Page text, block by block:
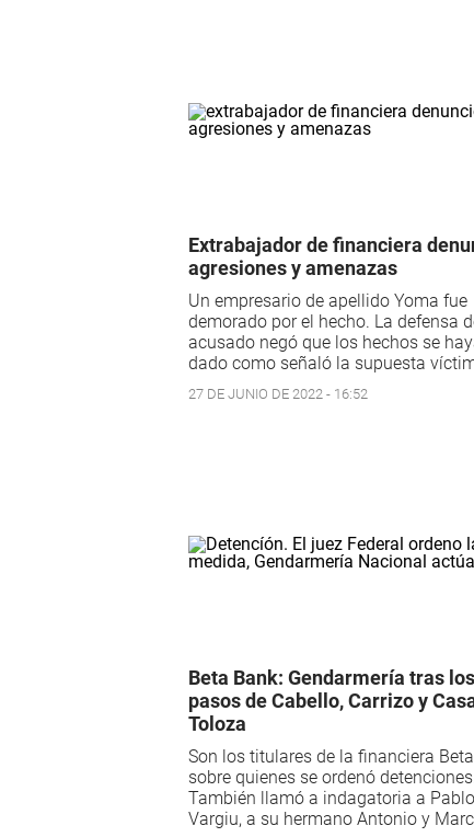
Extrabajador de financiera
agresiones y amenazas
Un empresario de apellido Yoma fue
demorado por el hecho. La defensa
acusado negó que los hechos se
dado como señaló la supuesta
27 DE JUNIO DE 2022 - 16:52
Beta Bank: Gendarmería tras los
pasos de Cabello, Carrizo y
Toloza
Son los titulares de la financiera
sobre quienes se ordenó
También llamó a indagatoria a Pablo
Vargiu, a su hermano Antonio y